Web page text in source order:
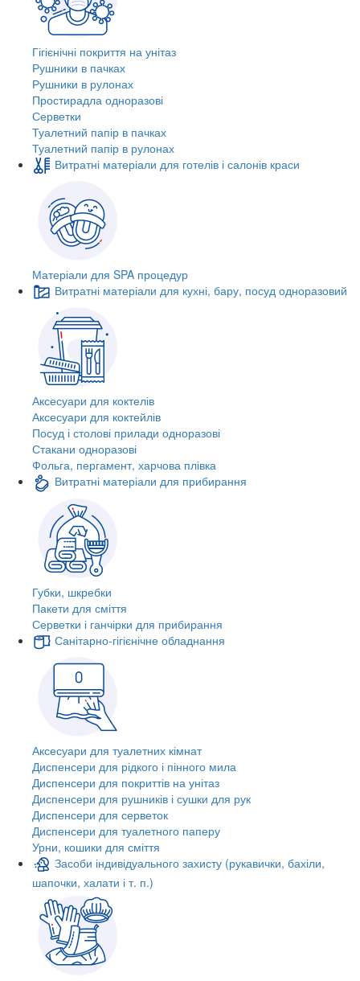
Гігієнічні покриття на унітаз
Рушники в пачках
Рушники в рулонах
Простирадла одноразові
Серветки
Туалетний папір в пачках
Туалетний папір в рулонах
Витратні матеріали для готелів і салонів краси
Матеріали для SPA процедур
Витратні матеріали для кухні, бару, посуд одноразовий
Аксесуари для коктелів
Аксесуари для коктейлів
Посуд і столові прилади одноразові
Стакани одноразові
Фольга, пергамент, харчова плівка
Витратні матеріали для прибирання
Губки, шкребки
Пакети для сміття
Серветки і ганчірки для прибирання
Санітарно-гігієнічне обладнання
Аксесуари для туалетних кімнат
Диспенсери для рідкого і пінного мила
Диспенсери для покриттів на унітаз
Диспенсери для рушників і сушки для рук
Диспенсери для серветок
Диспенсери для туалетного паперу
Урни, кошики для сміття
Засоби індивідуального захисту (рукавички, бахіли,
шапочки, халати і т. п.)